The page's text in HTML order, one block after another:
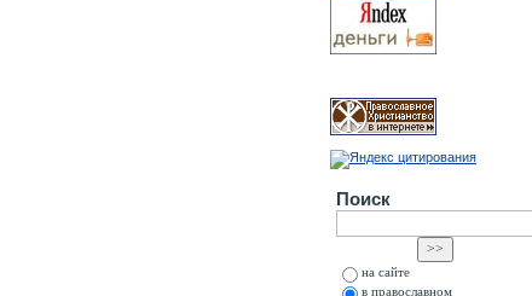
Поиск
на сайте
в православном